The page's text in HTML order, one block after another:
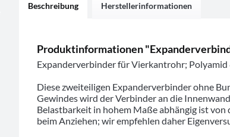
Beschreibung Herstellerinformationen
Produktinformationen
Expanderverbinder für Vierkantrohr;
Diese zweiteiligen Expanderverbinder ohne
Gewindes wird der Verbinder an die
Belastbarkeit in hohem Maße abhängig ist von
beim Anziehen; wir empfehlen daher